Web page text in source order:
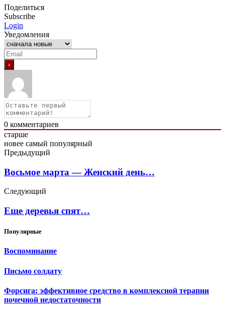
Поделиться
Subscribe
Login
Уведомления
0 комментариев
старше
новее самый популярный
Предыдущий
Восьмое марта — Женский день…
Следующий
Еще деревья спят…
Популярные
Воспоминание
Письмо солдату
Форсига: эффективное средство в комплексной терапии
почечной недостаточности